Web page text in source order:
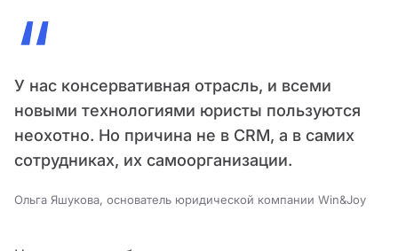
“
У нас консервативная отрасль, и всеми
новыми технологиями юристы пользуются
неохотно. Но причина не в CRM, а в самих
сотрудниках, их самоорганизации.
Ольга Яшукова, основатель юридической компании Win&Joy